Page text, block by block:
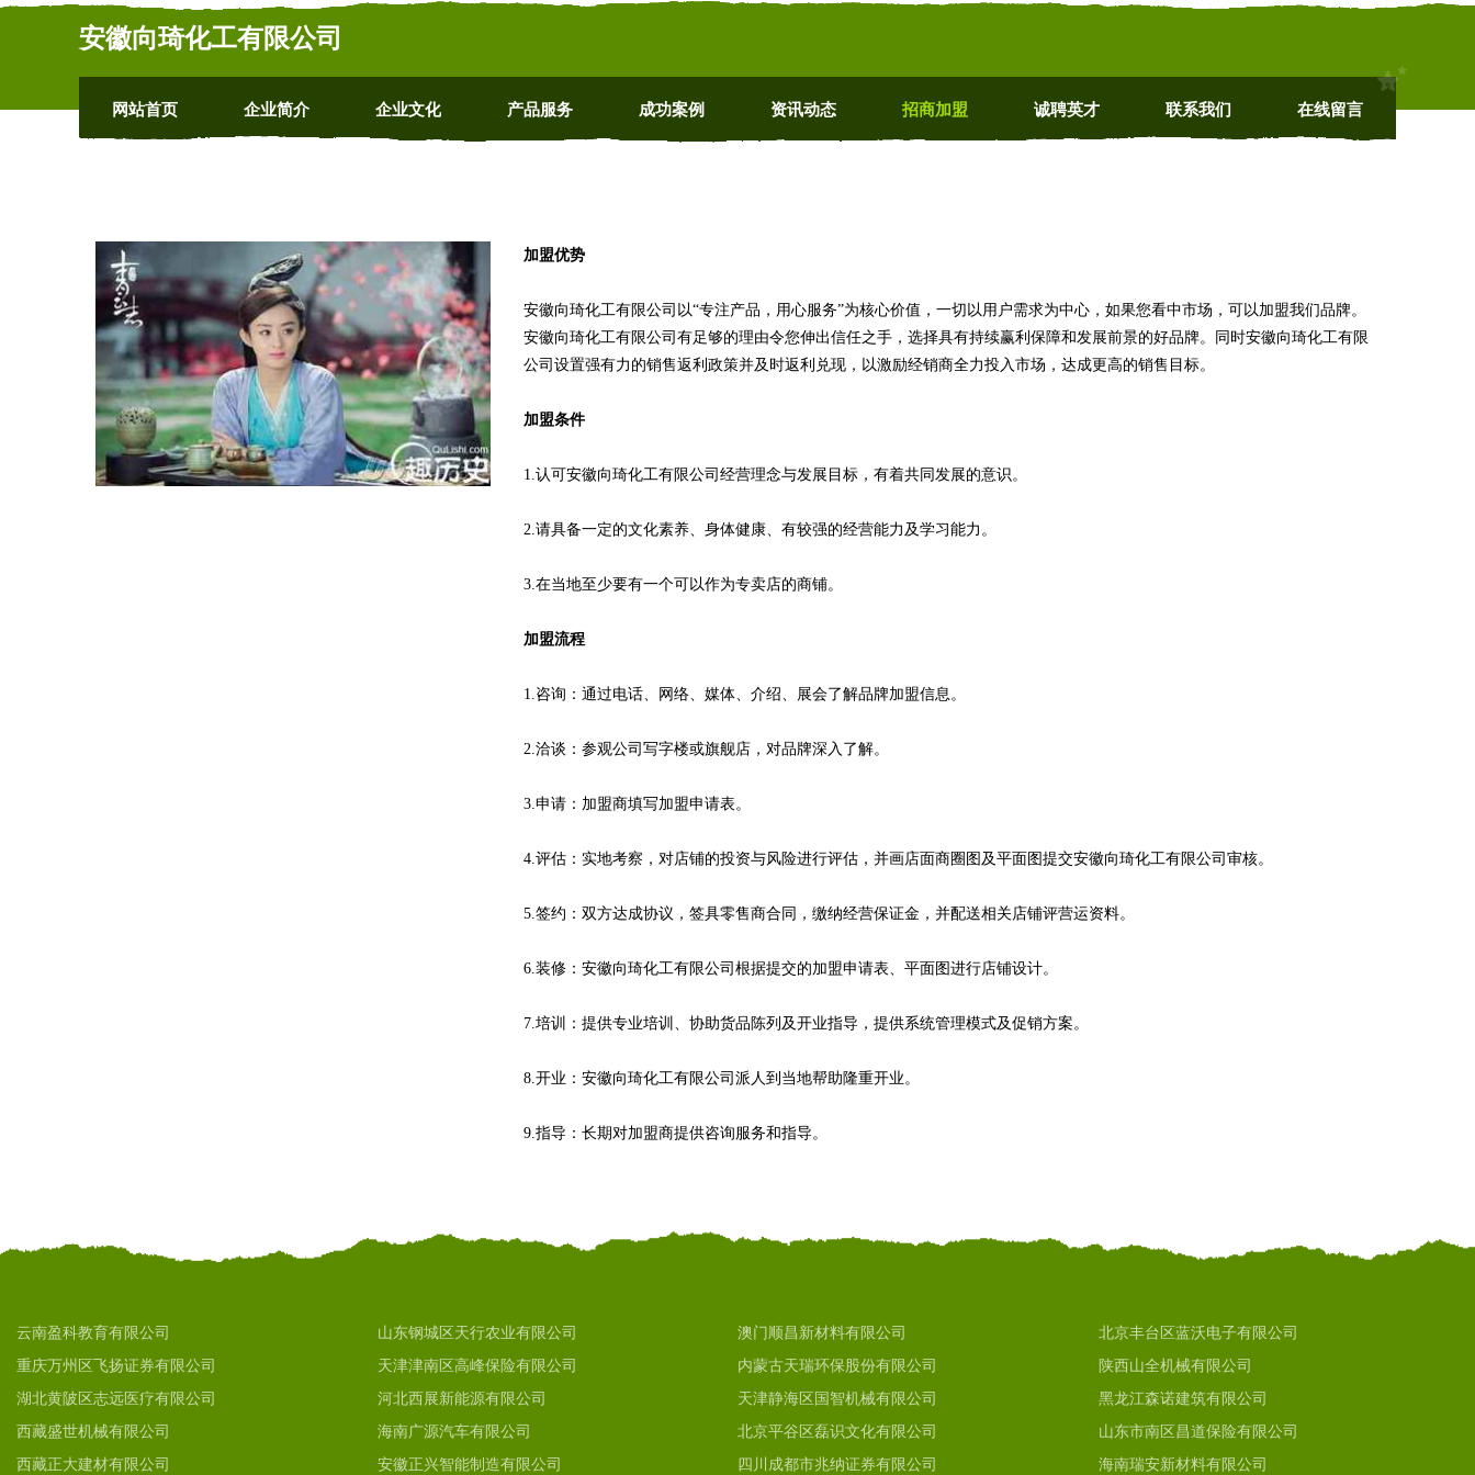
安徽向琦化工有限公司
网站首页 企业简介 企业文化 产品服务 成功案例 资讯动态 招商加盟 诚聘英才 联系我们 在线留言
加盟优势
安徽向琦化工有限公司以“专注产品，用心服务”为核心价值，一切以用户需求为中心，如果您看中市场，可以加盟我们品牌。
安徽向琦化工有限公司有足够的理由令您伸出信任之手，选择具有持续赢利保障和发展前景的好品牌。同时安徽向琦化工有限
公司设置强有力的销售返利政策并及时返利兑现，以激励经销商全力投入市场，达成更高的销售目标。
加盟条件
1.认可安徽向琦化工有限公司经营理念与发展目标，有着共同发展的意识。
2.请具备一定的文化素养、身体健康、有较强的经营能力及学习能力。
3.在当地至少要有一个可以作为专卖店的商铺。
加盟流程
1.咨询：通过电话、网络、媒体、介绍、展会了解品牌加盟信息。
2.洽谈：参观公司写字楼或旗舰店，对品牌深入了解。
3.申请：加盟商填写加盟申请表。
4.评估：实地考察，对店铺的投资与风险进行评估，并画店面商圈图及平面图提交安徽向琦化工有限公司审核。
5.签约：双方达成协议，签具零售商合同，缴纳经营保证金，并配送相关店铺评营运资料。
6.装修：安徽向琦化工有限公司根据提交的加盟申请表、平面图进行店铺设计。
7.培训：提供专业培训、协助货品陈列及开业指导，提供系统管理模式及促销方案。
8.开业：安徽向琦化工有限公司派人到当地帮助隆重开业。
9.指导：长期对加盟商提供咨询服务和指导。
云南盈科教育有限公司 山东钢城区天行农业有限公司 澳门顺昌新材料有限公司
北京丰台区蓝沃电子有限公司
重庆万州区飞扬证券有限公司
天津津南区高峰保险有限公司 内蒙古天瑞环保股份有限公司
陕西山全机械有限公司
湖北黄陂区志远医疗有限公司
河北西展新能源有限公司 天津静海区国智机械有限公司
黑龙江森诺建筑有限公司
西藏盛世机械有限公司
海南广源汽车有限公司 北京平谷区磊识文化有限公司
山东市南区昌道保险有限公司
西藏正大建材有限公司
安徽正兴智能制造有限公司 四川成都市兆纳证券有限公司 海南瑞安新材料有限公司